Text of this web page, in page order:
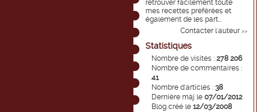
retrouver facilement toute
mes recettes préférées et
également de les part...
Contacter l'auteur >>
Statistiques
Nombre de visites : 278 206
Nombre de commentaires :
41
Nombre d'articles : 38
Dernière màj le 07/01/2012
Blog créé le 12/03/2008